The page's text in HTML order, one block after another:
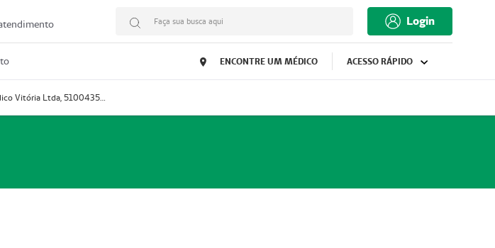
Faça sua busca aqui Login
ENCONTRE UM MÉDICO ACESSO RÁPIDO
Prestador Centro Médico Vitória Ltda, 51004350-4: Centro Médico Vitória Ltda (Nome Fantasia: Policlínica Master)